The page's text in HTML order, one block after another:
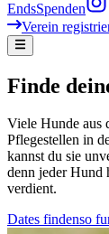
EndsSpenden
Verein
Finde
Viele Hunde aus
Pflegestellen in
kannst du sie
denn jeder Hund
verdient.
Dates findenso